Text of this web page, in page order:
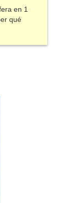
en 1
qué